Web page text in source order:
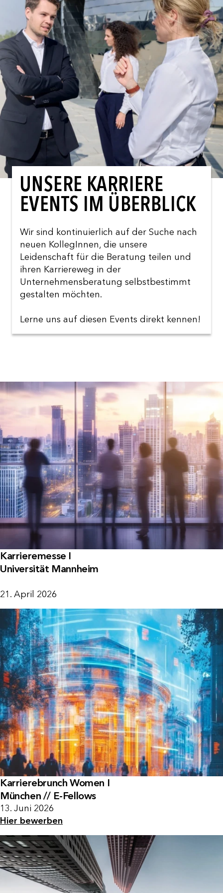
UNSERE KARRIERE
EVENTS IM ÜBERBLICK
Wir sind kontinuierlich auf der Suche nach
neuen KollegInnen, die unsere
Leidenschaft für die Beratung teilen und
ihren Karriereweg in der
Unternehmensberatung selbstbestimmt
gestalten möchten.
Lerne uns auf diesen Events direkt kennen!
Karrieremesse I
Universität Mannheim
21. April 2026
Karrierebrunch Women I
München // E-Fellows
13. Juni 2026
Hier bewerben